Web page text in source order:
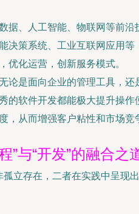
据、人工智能、物联网等前沿
决策系统、工业互联网应用等
优化运营，创新服务模式。
论是面向企业的管理工具，还
的软件开发都能极大提升操作
，从而增强客户粘性和市场竞
”与“开发”的融合之
立存在，二者在实践中呈现出